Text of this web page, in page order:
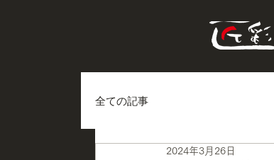
全ての記事
2024年3月26日